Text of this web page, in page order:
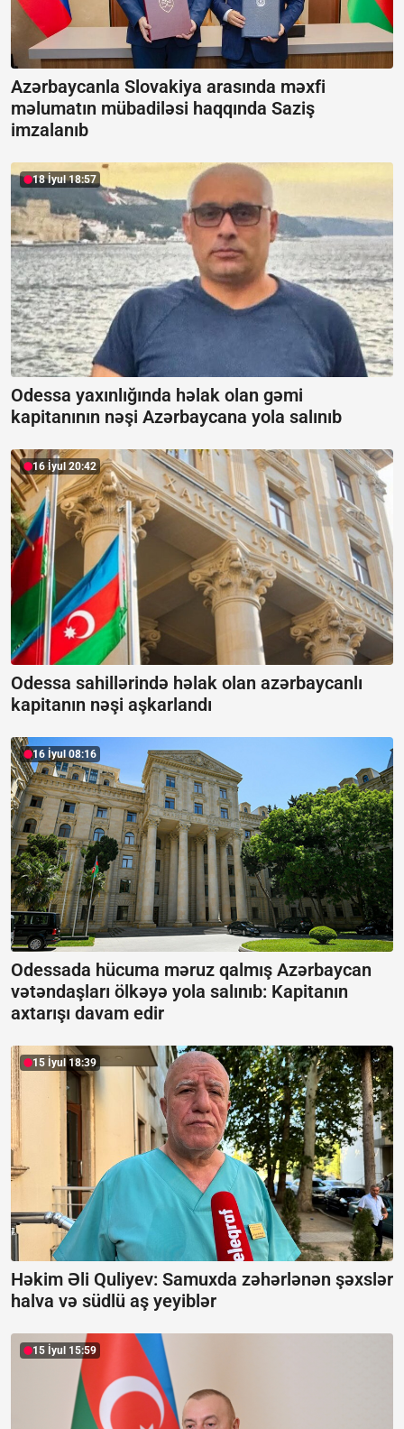
Azərbaycanla Slovakiya arasında məxfi
məlumatın mübadiləsi haqqında Saziş
imzalanıb
18 İyul 18:57
Odessa yaxınlığında həlak olan gəmi
kapitanının nəşi Azərbaycana yola salınıb
16 İyul 20:42
Odessa sahillərində həlak olan azərbaycanlı
kapitanın nəşi aşkarlandı
16 İyul 08:16
Odessada hücuma məruz qalmış Azərbaycan
vətəndaşları ölkəyə yola salınıb: Kapitanın
axtarışı davam edir
15 İyul 18:39
Həkim Əli Quliyev: Samuxda zəhərlənən şəxslər
halva və südlü aş yeyiblər
15 İyul 15:59